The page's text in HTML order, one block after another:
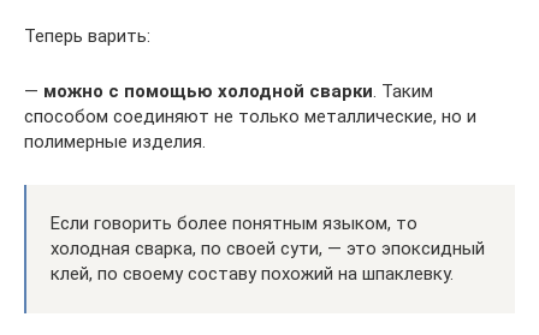
Теперь варить:
— можно с помощью холодной сварки. Таким
способом соединяют не только металлические, но и
полимерные изделия.
Если говорить более понятным языком, то
холодная сварка, по своей сути, — это эпоксидный
клей, по своему составу похожий на шпаклевку.